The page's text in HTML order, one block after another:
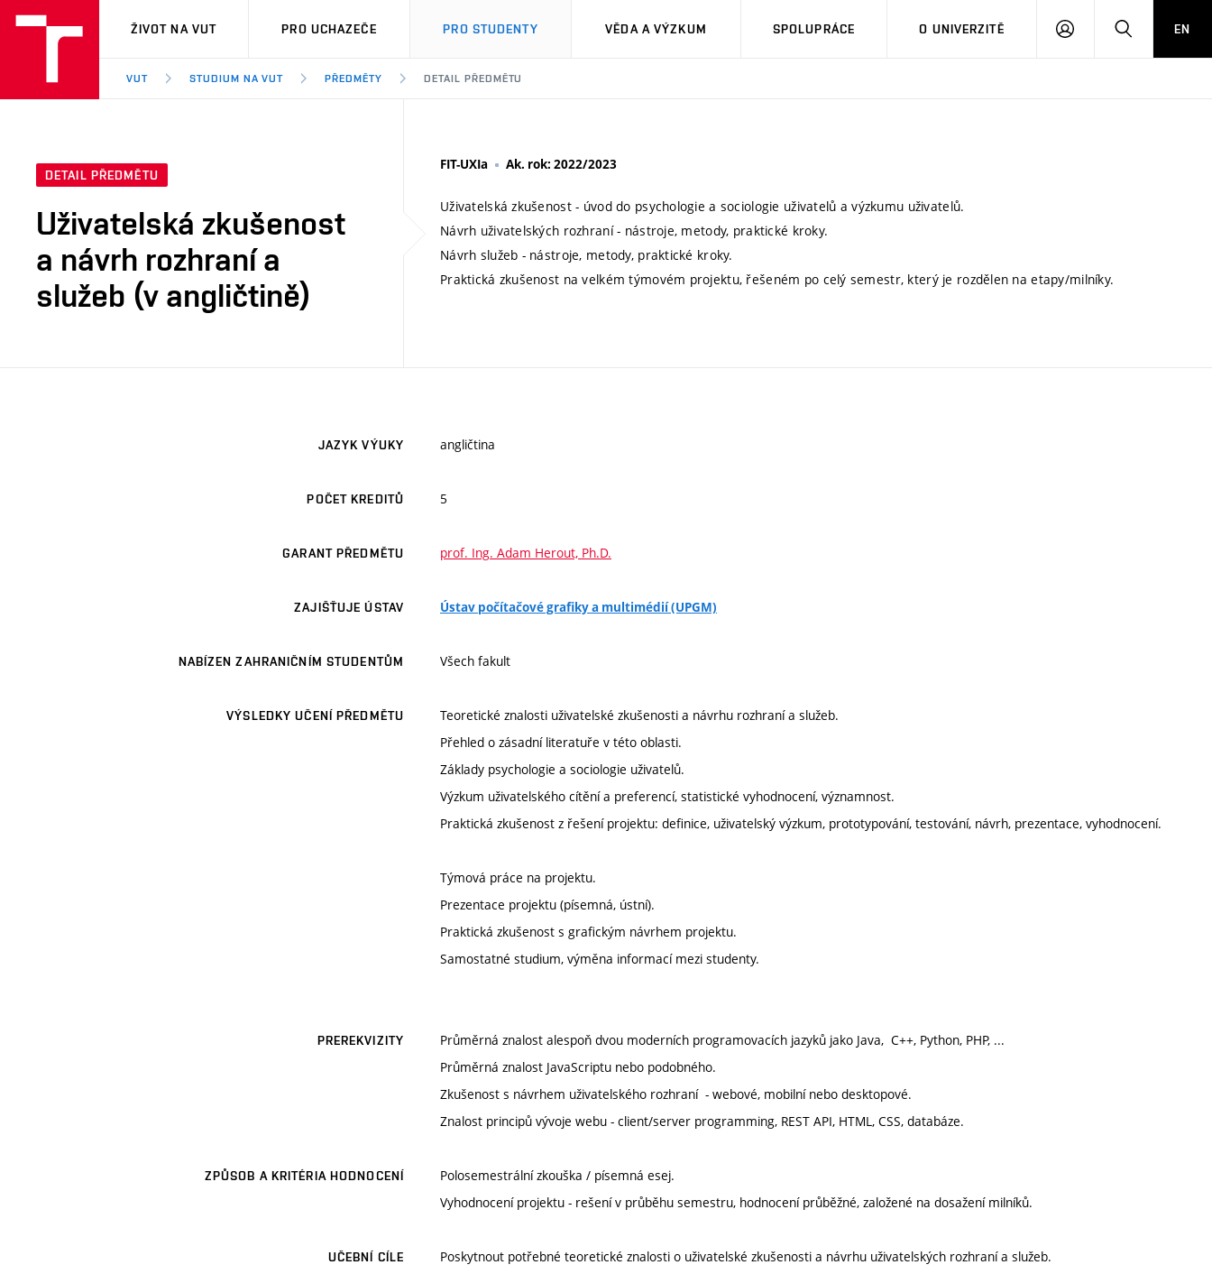
VUT
ŽIVOT NA VUT PRO UCHAZEČE PRO STUDENTY VĚDA A VÝZKUM SPOLUPRÁCE O UNIVERZITĚ
PŘIHLÁSIT HLEDATEN
VUT STUDIUM NA VUT PŘEDMĚTY DETAIL PŘEDMĚTU
DETAIL PŘEDMĚTU
Uživatelská zkušenost
a návrh rozhraní a
služeb (v angličtině)
FIT-UXIa Ak. rok: 2022/2023
Uživatelská zkušenost - úvod do psychologie a sociologie uživatelů a výzkumu uživatelů.
Návrh uživatelských rozhraní - nástroje, metody, praktické kroky.
Návrh služeb - nástroje, metody, praktické kroky.
Praktická zkušenost na velkém týmovém projektu, řešeném po celý semestr, který je rozdělen na etapy/milníky.
JAZYK VÝUKY angličtina
POČET KREDITŮ 5
GARANT PŘEDMĚTU prof. Ing. Adam Herout, Ph.D.
ZAJIŠŤUJE ÚSTAV Ústav počítačové grafiky a multimédií (UPGM)
NABÍZEN ZAHRANIČNÍM STUDENTŮM Všech fakult
VÝSLEDKY UČENÍ PŘEDMĚTU
Teoretické znalosti uživatelské zkušenosti a návrhu rozhraní a služeb.
Přehled o zásadní literatuře v této oblasti.
Základy psychologie a sociologie uživatelů.
Výzkum uživatelského cítění a preferencí, statistické vyhodnocení, významnost.
Praktická zkušenost z řešení projektu: definice, uživatelský výzkum, prototypování, testování, návrh, prezentace, vyhodnocení.
Týmová práce na projektu.
Prezentace projektu (písemná, ústní).
Praktická zkušenost s grafickým návrhem projektu.
Samostatné studium, výměna informací mezi studenty.
PREREKVIZITY
Průměrná znalost alespoň dvou moderních programovacích jazyků jako Java, C++, Python, PHP, ...
Průměrná znalost JavaScriptu nebo podobného.
Zkušenost s návrhem uživatelského rozhraní - webové, mobilní nebo desktopové.
Znalost principů vývoje webu - client/server programming, REST API, HTML, CSS, databáze.
ZPŮSOB A KRITÉRIA HODNOCENÍ
Polosemestrální zkouška / písemná esej.
Vyhodnocení projektu - rešení v průběhu semestru, hodnocení průběžné, založené na dosažení milníků.
UČEBNÍ CÍLE
Poskytnout potřebné teoretické znalosti o uživatelské zkušenosti a návrhu uživatelských rozhraní a služeb.